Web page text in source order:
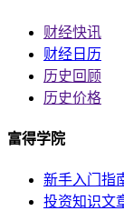
财经快讯
财经日历
历史回顾
历史价格
富得学院
新手入门指
投资知识文